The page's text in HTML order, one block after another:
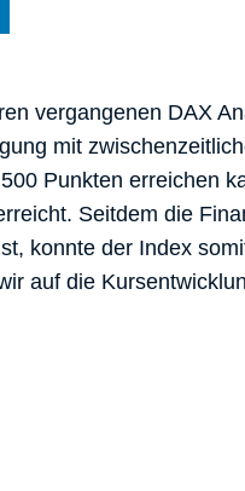
vergangenen DAX
mit
Punkten erreichen
Seitdem die
konnte der Index
auf die